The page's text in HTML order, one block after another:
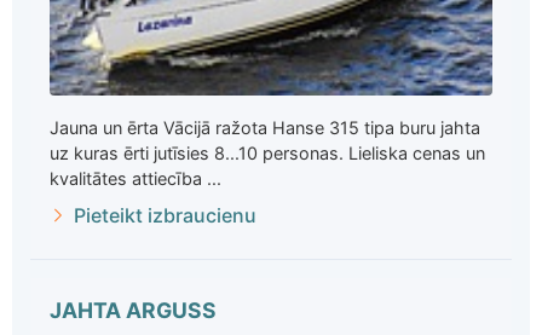
Jauna un ērta Vācijā ražota Hanse 315 tipa buru jahta
uz kuras ērti jutīsies 8...10 personas. Lieliska cenas un
kvalitātes attiecība ...
Pieteikt izbraucienu
JAHTA ARGUSS